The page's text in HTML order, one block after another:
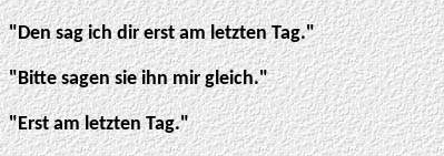
"Den sag ich dir erst am letzten Tag."
"Bitte sagen sie ihn mir gleich."
"Erst am letzten Tag."